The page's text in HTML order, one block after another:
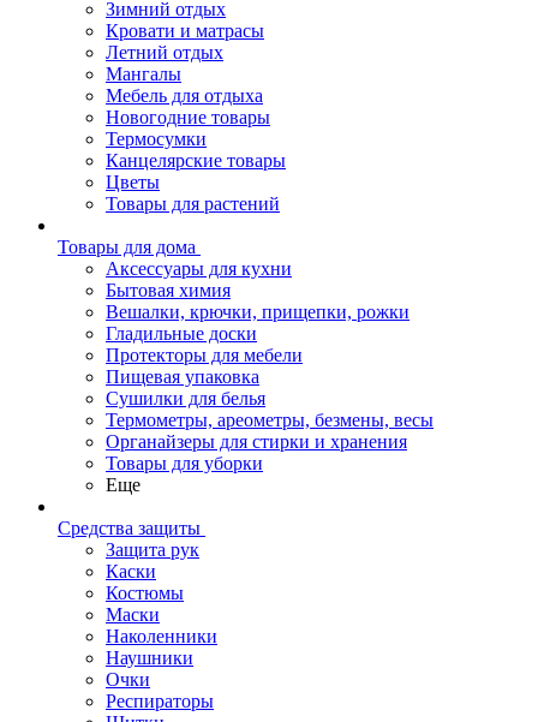
Зимний отдых
Кровати и матрасы
Летний отдых
Мангалы
Мебель для отдыха
Новогодние товары
Термосумки
Канцелярские товары
Цветы
Товары для растений
Товары для дома
Аксессуары для кухни
Бытовая химия
Вешалки, крючки, прищепки, рожки
Гладильные доски
Протекторы для мебели
Пищевая упаковка
Сушилки для белья
Термометры, ареометры, безмены, весы
Органайзеры для стирки и хранения
Товары для уборки
Еще
Средства защиты
Защита рук
Каски
Костюмы
Маски
Наколенники
Наушники
Очки
Респираторы